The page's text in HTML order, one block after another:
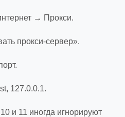
→ Прокси.
прокси-сервер».
127.0.0.1.
и 11 иногда игнорируют